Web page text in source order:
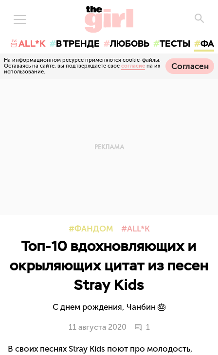
🍜ALL*K В ТРЕНДЕ ЛЮБОВЬ ТЕСТЫ
На информационном ресурсе применяются cookie-файлы.
Оставаясь на сайте, вы подтверждаете свое согласие на их
использование.
Согласен
ФАНДОМ ALL*K
Топ-10 вдохновляющих и
окрыляющих цитат из песен
Stray Kids
С днем рождения, Чанбин 🎂
11 августа 2020 1
В своих песнях Stray Kids поют про молодость,